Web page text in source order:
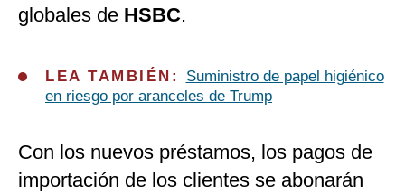
globales de HSBC.
LEA TAMBIÉN: Suministro de papel higiénico
en riesgo por aranceles de Trump
Con los nuevos préstamos, los pagos de
importación de los clientes se abonarán